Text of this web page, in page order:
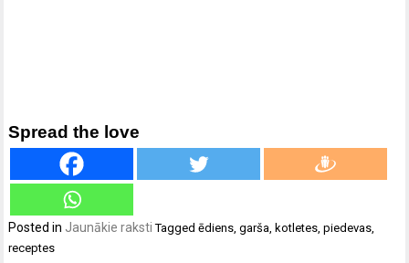
Spread the love
Posted in Jaunākie raksti Taggedēdiens ,garša kotletes ,piedevas
receptes